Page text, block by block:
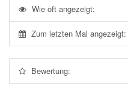
Wie oft angezeigt:
Zum letzten Mal angezeigt:
Bewertung: